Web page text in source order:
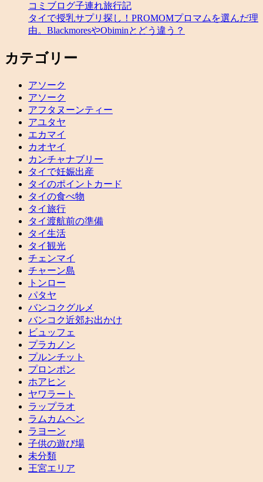
コミブログ子連れ旅行記
タイで授乳サプリ探し！PROMOMプロマムを選んだ理
由。BlackmoresやObiminとどう違う？
カテゴリー
アソーク
アソーク
アフタヌーンティー
アユタヤ
エカマイ
カオヤイ
カンチャナブリー
タイで妊娠出産
タイのポイントカード
タイの食べ物
タイ旅行
タイ渡航前の準備
タイ生活
タイ観光
チェンマイ
チャーン島
トンロー
パタヤ
バンコクグルメ
バンコク近郊お出かけ
ビュッフェ
プラカノン
プルンチット
プロンポン
ホアヒン
ヤワラート
ラップラオ
ラムカムヘン
ラヨーン
子供の遊び場
未分類
王宮エリア